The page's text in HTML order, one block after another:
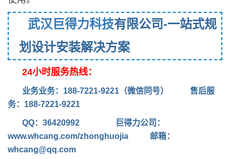
武汉 巨得力科技有限公司-一站式规
划设计安装解决方案
24小时服务热线：
业务业务：188-7221-9221（微信同号） 售后服
务：188-7221-9221
QQ：36420992
巨得力公司：
www.whcang.com/zhonghuojia 邮箱：
whcang@qq.com